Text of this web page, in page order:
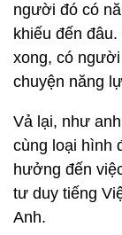
người đó có
khiếu đến
xong, có
chuyện năng
Vả lại, như
cùng loại hình
hưởng đến
tư duy tiếng
Anh.